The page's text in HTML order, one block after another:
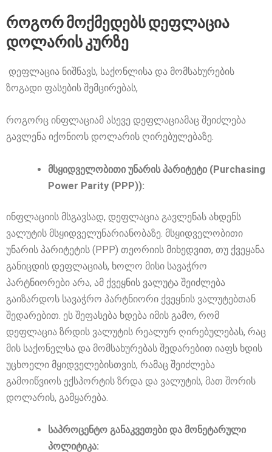
როგორ მოქმედებს დეფლაცია
დოლარის კურზე
დეფლაცია ნიშნავს, საქონლისა და მომსახურების
ზოგადი ფასების შემცირებას,
როგორც ინფლაციამ ასევე დეფლაციამაც შეიძლება
გავლენა იქონიოს დოლარის ღირებულებაზე.
მსყიდველობითი უნარის პარიტეტი (Purchasing
Power Parity (PPP)):
ინფლაციის მსგავსად, დეფლაცია გავლენას ახდენს
ვალუტის მსყიდველუნარიანობაზე. მსყიდველობითი
უნარის პარიტეტის (PPP) თეორიის მიხედვით, თუ ქვეყანა
განიცდის დეფლაციას, ხოლო მისი სავაჭრო
პარტნიორები არა, ამ ქვეყნის ვალუტა შეიძლება
გაიზარდოს სავაჭრო პარტნიორი ქვეყნის ვალუტებთან
შედარებით. ეს შეფასება ხდება იმის გამო, რომ
დეფლაცია ზრდის ვალუტის რეალურ ღირებულებას, რაც
მის საქონელსა და მომსახურებას შედარებით იაფს ხდის
უცხოელი მყიდველებისთვის, რამაც შეიძლება
გამოიწვიოს ექსპორტის ზრდა და ვალუტის, მათ შორის
დოლარის, გამყარება.
საპროცენტო განაკვეთები და მონეტარული
პოლიტიკა: